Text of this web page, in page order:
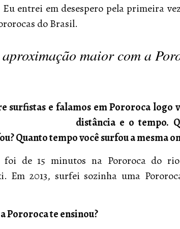
entrei em desespero pela primeira
do Brasil.
maior com a
surfistas e falamos em Pororoca logo
distância e otempo.
Quanto tempo você surfou a mesma
foi de 15 minutos na Pororoca do
Em 2013, surfei sozinha uma
Pororoca te ensinou?